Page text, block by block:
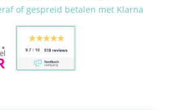
of gespreid betalen met Klarna